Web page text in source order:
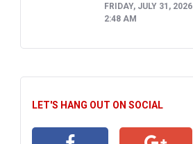
FRIDAY, JULY 31, 2026
2:48 AM
LET'S HANG OUT ON SOCIAL